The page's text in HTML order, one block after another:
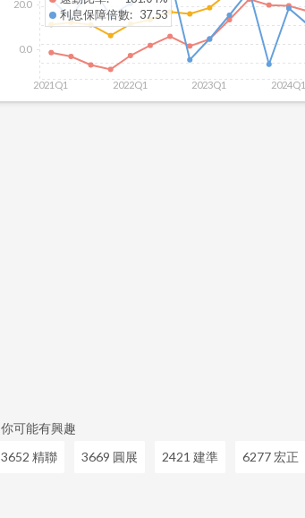
2021Q1 2022Q1 2023Q1 2024Q1
0.0
20.0
利息保障倍數: 37.53
你可能有興趣
3652 精聯
3669 圓展 2421 建準 6277 宏正